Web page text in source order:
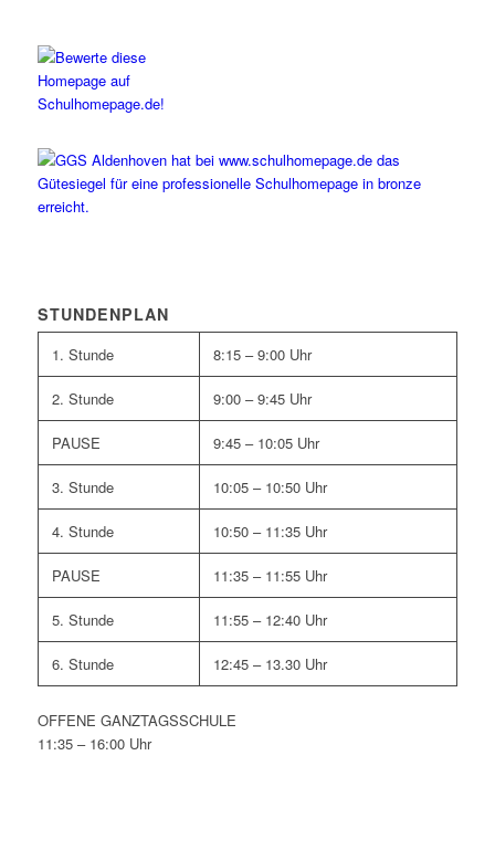
STUNDENPLAN
1. Stunde 8:15 – 9:00 Uhr
2. Stunde 9:00 – 9:45 Uhr
PAUSE 9:45 – 10:05 Uhr
3. Stunde 10:05 – 10:50 Uhr
4. Stunde 10:50 – 11:35 Uhr
PAUSE 11:35 – 11:55 Uhr
5. Stunde 11:55 – 12:40 Uhr
6. Stunde 12:45 – 13.30 Uhr
OFFENE GANZTAGSSCHULE
11:35 – 16:00 Uhr